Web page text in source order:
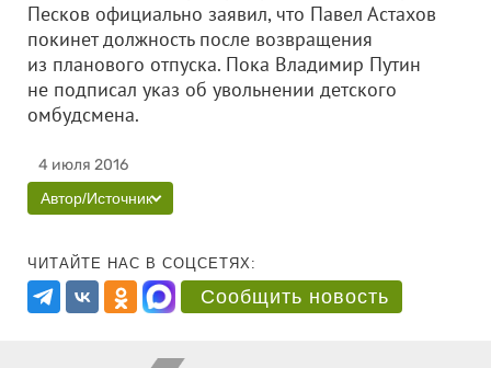
Песков официально заявил, что Павел Астахов
покинет должность после возвращения
из планового отпуска. Пока Владимир Путин
не подписал указ об увольнении детского
омбудсмена.
4 июля 2016
Автор/Источник
ЧИТАЙТЕ НАС В СОЦСЕТЯХ:
Сообщить новость